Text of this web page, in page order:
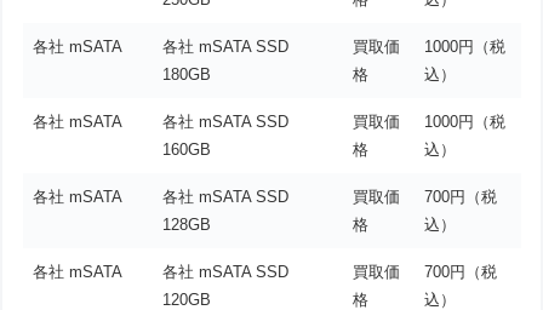
各社 mSATA
各社 mSATA SSD
180GB
買取価
格
1000円（税
込）
各社 mSATA
各社 mSATA SSD
160GB
買取価
格
1000円（税
込）
各社 mSATA
各社 mSATA SSD
128GB
買取価
格
700円（税
込）
各社 mSATA
各社 mSATA SSD
120GB
買取価
格
700円（税
込）